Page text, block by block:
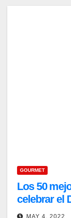
GOURMET
Los 50
celebrar el
MAY 4, 2022